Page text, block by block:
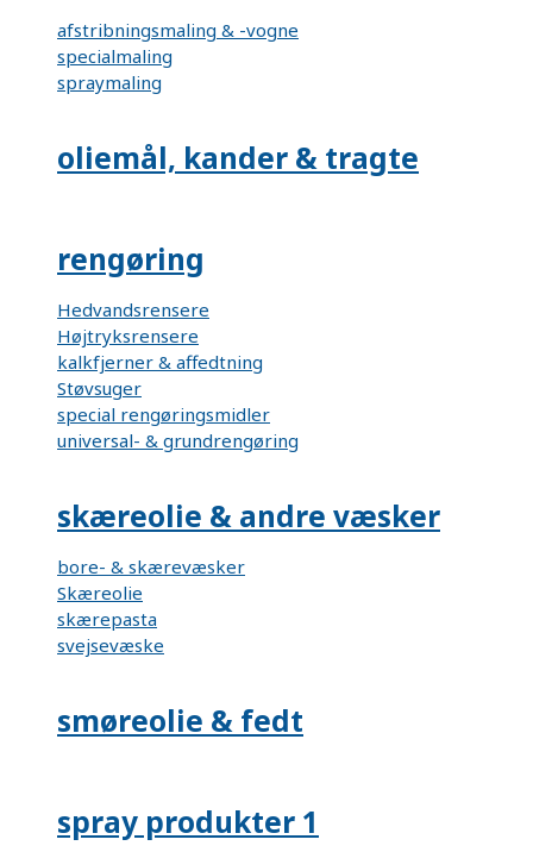
afstribningsmaling & -vogne
specialmaling
spraymaling
oliemål, kander & tragte
rengøring
Hedvandsrensere
Højtryksrensere
kalkfjerner & affedtning
Støvsuger
special rengøringsmidler
universal- & grundrengøring
skæreolie & andre væsker
bore- & skærevæsker
Skæreolie
skærepasta
svejsevæske
smøreolie & fedt
spray produkter 1